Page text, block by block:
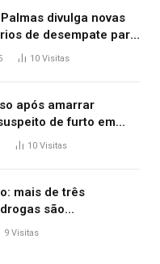
divulga novas
de desempate para
no Minha Casa,
10 Visitas
após amarrar
de furto em
e agredi-lo
10 Visitas
mais de três
são
TO em três meses
9 Visitas